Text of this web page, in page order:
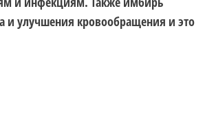
и улучшения кровообращения и это